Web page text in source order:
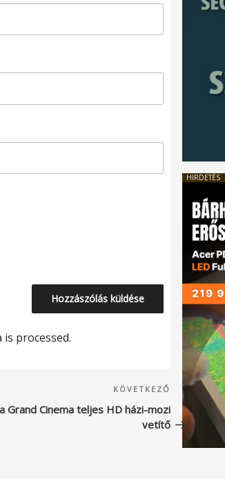
processed.
Következő
bejegyzés
KÖVETKEZŐ
Grand Cinema teljes HD házi-mozi
vetítő
HIRDETÉS